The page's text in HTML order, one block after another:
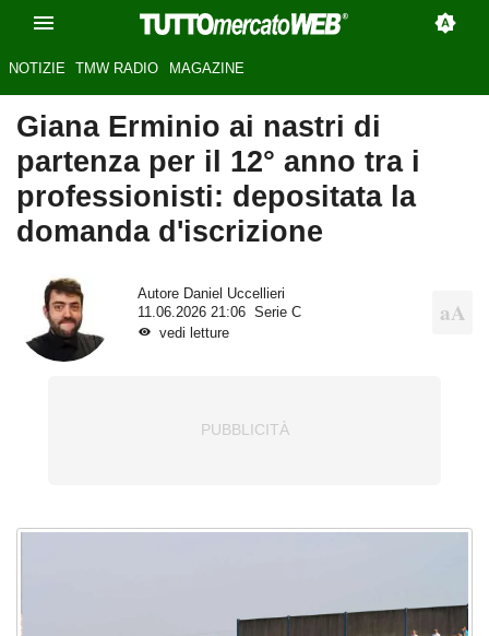
NOTIZIE TMW RADIO MAGAZINE
Giana Erminio ai nastri di
partenza per il 12° anno tra i
professionisti: depositata la
domanda d'iscrizione
Autore Daniel Uccellieri
11.06.2026 21:06
Serie C
vedi letture